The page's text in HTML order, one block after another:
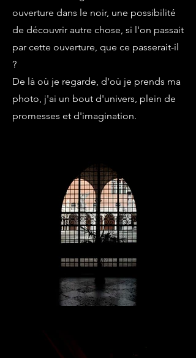
ouverture dans le noir, une possibilité
de découvrir autre chose, si l'on passait
par cette ouverture, que ce passerait-il
?
De là où je regarde, d'où je prends ma
photo, j'ai un bout d'univers, plein de
promesses et d'imagination.